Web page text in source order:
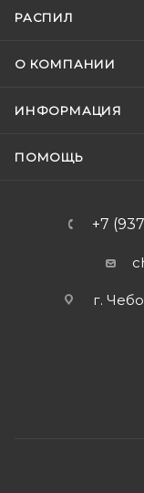
РАСПИЛ
О КОМПАНИИ
ИНФОРМАЦИЯ
ПОМОЩЬ
+7
г.